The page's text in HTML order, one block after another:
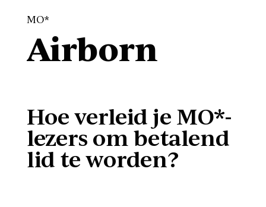
MO*
Airborn
Hoe verleid je MO*-
lezers om betalend
lid te worden?